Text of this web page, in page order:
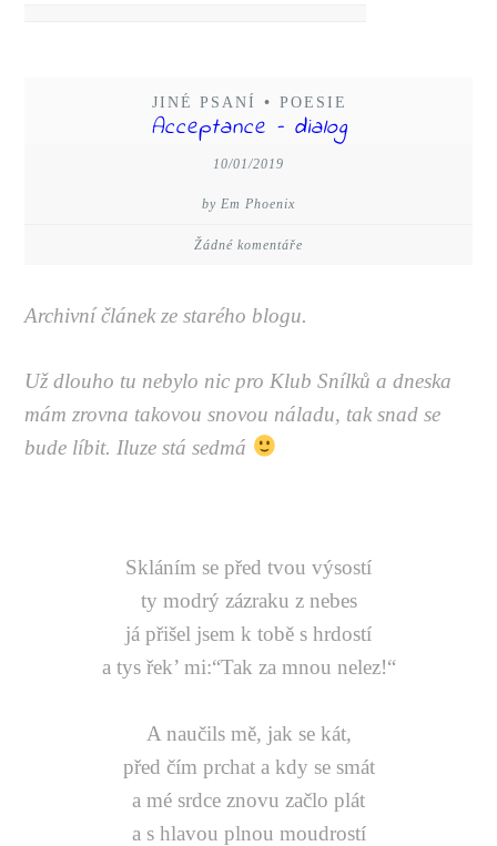
JINÉ PSANÍ • POESIE
Acceptance – dialog
10/01/2019
by Em Phoenix
Žádné komentáře
Archivní článek ze starého blogu.
Už dlouho tu nebylo nic pro Klub Snílků a dneska
mám zrovna takovou snovou náladu, tak snad se
bude líbit. Iluze stá sedmá
Skláním se před tvou výsostí
ty modrý zázraku z nebes
já přišel jsem k tobě s hrdostí
a tys řek’ mi:“Tak za mnou nelez!“
A naučils mě, jak se kát,
před čím prchat a kdy se smát
a mé srdce znovu začlo plát
a s hlavou plnou moudrostí